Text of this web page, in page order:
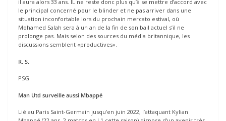
il aura alors 33 ans. IL ne reste donc plus qu’à se mettre d’accord avec
le principal concerné pour le blinder et ne pas arriver dans une
situation inconfortable lors du prochain mercato estival, où
Mohamed Salah sera à un an de la fin de son bail actuel s’il ne
prolonge pas. Mais selon des sources du média britannique, les
discussions semblent «productives».
R. S.
PSG
Man Utd surveille aussi Mbappé
Lié au Paris Saint-Germain jusqu’en juin 2022, l’attaquant Kylian